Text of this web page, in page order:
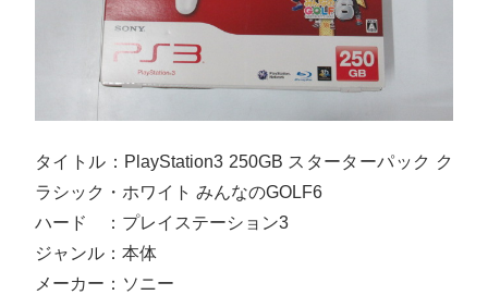
タイトル：PlayStation3 250GB スターターパック ク
ラシック・ホワイト みんなのGOLF6
ハード ：プレイステーション3
ジャンル：本体
メーカー：ソニー